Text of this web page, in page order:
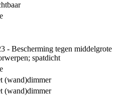
- Bescherming tegen middelgrote
spatdicht
(wand)dimmer
(wand)dimmer